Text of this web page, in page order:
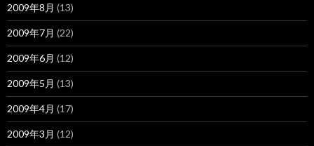
2009年8月 (13)
2009年7月 (22)
2009年6月 (12)
2009年5月 (13)
2009年4月 (17)
2009年3月 (12)